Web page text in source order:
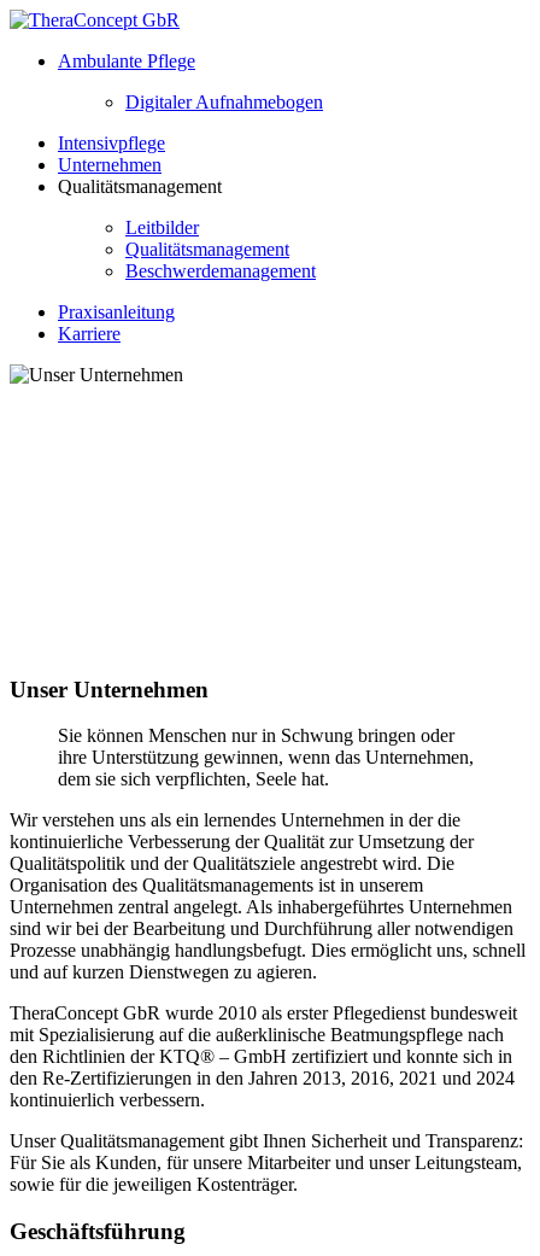
Ambulante Pflege
Digitaler Aufnahmebogen
Intensivpflege
Unternehmen
Qualitätsmanagement
Leitbilder
Qualitätsmanagement
Beschwerdemanagement
Praxisanleitung
Karriere
Unser Unternehmen
Sie können Menschen nur in Schwung bringen oder
ihre Unterstützung gewinnen, wenn das Unternehmen,
dem sie sich verpflichten, Seele hat.
Wir verstehen uns als ein lernendes Unternehmen in der die
kontinuierliche Verbesserung der Qualität zur Umsetzung der
Qualitätspolitik und der Qualitätsziele angestrebt wird. Die
Organisation des Qualitätsmanagements ist in unserem
Unternehmen zentral angelegt. Als inhabergeführtes Unternehmen
sind wir bei der Bearbeitung und Durchführung aller notwendigen
Prozesse unabhängig handlungsbefugt. Dies ermöglicht uns, schnell
und auf kurzen Dienstwegen zu agieren.
TheraConcept GbR wurde 2010 als erster Pflegedienst bundesweit
mit Spezialisierung auf die außerklinische Beatmungspflege nach
den Richtlinien der KTQ® – GmbH zertifiziert und konnte sich in
den Re-Zertifizierungen in den Jahren 2013, 2016, 2021 und 2024
kontinuierlich verbessern.
Unser Qualitätsmanagement gibt Ihnen Sicherheit und Transparenz:
Für Sie als Kunden, für unsere Mitarbeiter und unser Leitungsteam,
sowie für die jeweiligen Kostenträger.
Geschäftsführung